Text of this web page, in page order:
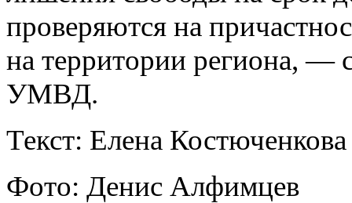
проверяются на
на территории региона, —
УМВД.
Текст: Елена Костюченкова
Фото: Денис Алфимцев